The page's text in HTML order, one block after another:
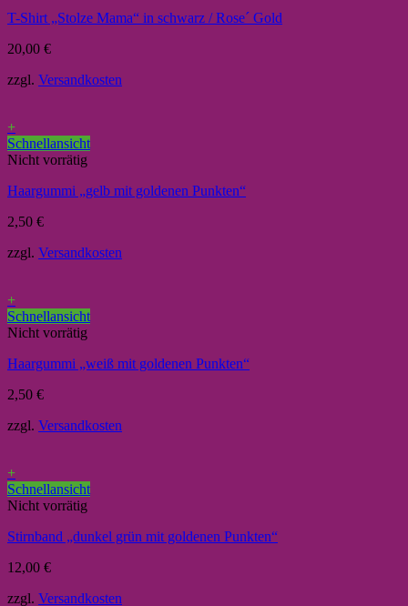
T-Shirt „Stolze Mama“ in schwarz / Rose´ Gold
20,00 €
zzgl. Versandkosten
+
Schnellansicht
Nicht vorrätig
Haargummi „gelb mit goldenen Punkten“
2,50 €
zzgl. Versandkosten
+
Schnellansicht
Nicht vorrätig
Haargummi „weiß mit goldenen Punkten“
2,50 €
zzgl. Versandkosten
+
Schnellansicht
Nicht vorrätig
Stirnband „dunkel grün mit goldenen Punkten“
12,00 €
zzgl. Versandkosten